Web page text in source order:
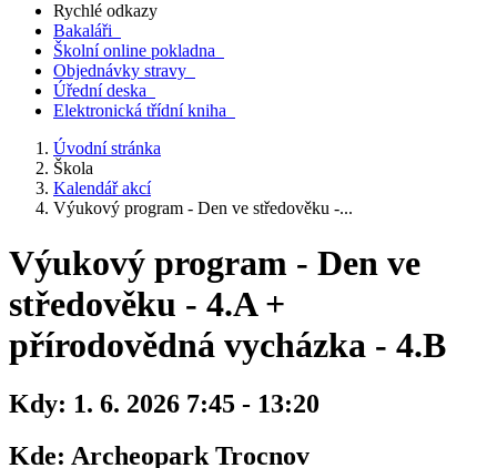
Rychlé odkazy
Bakaláři
Školní online pokladna
Objednávky stravy
Úřední deska
Elektronická třídní kniha
Úvodní stránka
Škola
Kalendář akcí
Výukový program - Den ve středověku -...
Výukový program - Den ve
středověku - 4.A +
přírodovědná vycházka - 4.B
Kdy: 1. 6. 2026 7:45 - 13:20
Kde: Archeopark Trocnov